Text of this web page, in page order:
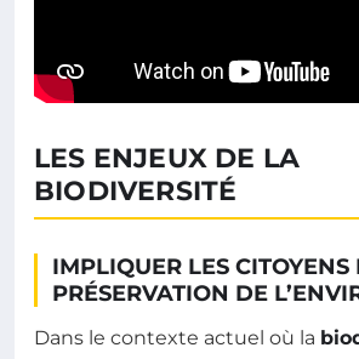
LES ENJEUX DE LA
BIODIVERSITÉ
IMPLIQUER LES
PRÉSERVATION DE
Dans le contexte actuel où la